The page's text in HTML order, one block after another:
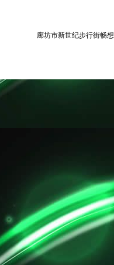
廊坊市新世纪步行街畅